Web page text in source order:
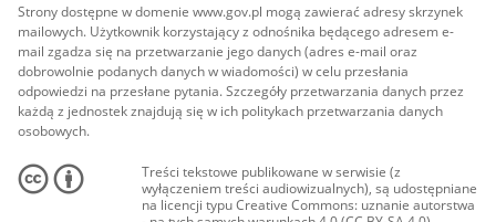
Strony dostępne w domenie www.gov.pl mogą zawierać adresy skrzynek
mailowych. Użytkownik korzystający z odnośnika będącego adresem e-
mail zgadza się na przetwarzanie jego danych (adres e-mail oraz
dobrowolnie podanych danych w wiadomości) w celu przesłania
odpowiedzi na przesłane pytania. Szczegóły przetwarzania danych przez
każdą z jednostek znajdują się w ich politykach przetwarzania danych
osobowych.
Treści tekstowe publikowane w serwisie (z
wyłączeniem treści audiowizualnych), są udostępniane
na licencji typu Creative Commons: uznanie autorstwa